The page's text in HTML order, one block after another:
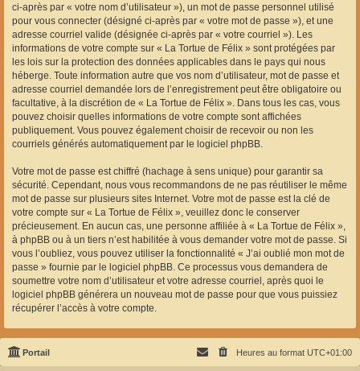
ci-après par « votre nom d’utilisateur »), un mot de passe personnel utilisé
pour vous connecter (désigné ci-après par « votre mot de passe »), et une
adresse courriel valide (désignée ci-après par « votre courriel »). Les
informations de votre compte sur « La Tortue de Félix » sont protégées par
les lois sur la protection des données applicables dans le pays qui nous
héberge. Toute information autre que vos nom d’utilisateur, mot de passe et
adresse courriel demandée lors de l’enregistrement peut être obligatoire ou
facultative, à la discrétion de « La Tortue de Félix ». Dans tous les cas, vous
pouvez choisir quelles informations de votre compte sont affichées
publiquement. Vous pouvez également choisir de recevoir ou non les
courriels générés automatiquement par le logiciel phpBB.
Votre mot de passe est chiffré (hachage à sens unique) pour garantir sa
sécurité. Cependant, nous vous recommandons de ne pas réutiliser le même
mot de passe sur plusieurs sites Internet. Votre mot de passe est la clé de
votre compte sur « La Tortue de Félix », veuillez donc le conserver
précieusement. En aucun cas, une personne affiliée à « La Tortue de Félix »,
à phpBB ou à un tiers n’est habilitée à vous demander votre mot de passe. Si
vous l’oubliez, vous pouvez utiliser la fonctionnalité « J’ai oublié mon mot de
passe » fournie par le logiciel phpBB. Ce processus vous demandera de
soumettre votre nom d’utilisateur et votre adresse courriel, après quoi le
logiciel phpBB générera un nouveau mot de passe pour que vous puissiez
récupérer l’accès à votre compte.
Portail Heures au format UTC+01:00